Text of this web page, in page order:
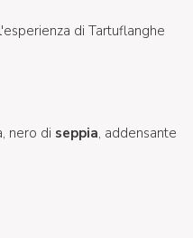
di Tartuflanghe
nero di seppia, addensante